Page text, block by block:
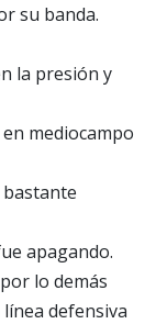
su banda.
la presión y
mediocampo
apagando.
lo demás
defensiva